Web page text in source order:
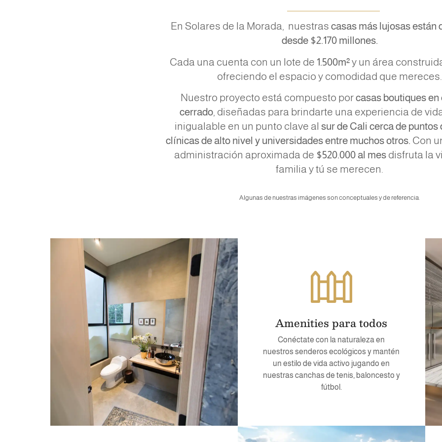
En Solares de la Morada, nuestrascasas más lujosas están
desde $2.170 millones.
Cada una cuenta con un lote de 1.500m²y un área
ofreciendo el espacio y comodidad que mereces.
Nuestro proyecto está compuesto porcasas boutiques
cerrado , diseñadas para brindarte una experiencia de
inigualable en un punto clave al sur de Cali cerca de puntos
clínicas de alto nivel y universidades entre muchos otros. Con
administración aproximada de $520.000 al mesdisfruta la
familia y tú se merecen.
Algunas de nuestras imágenes son conceptuales y de referencia.
Amenities para todos
Conéctate con la naturaleza en
nuestros senderos ecológicos y mantén
un estilo de vida activo jugando en
nuestras canchas de tenis, baloncesto y
fútbol.